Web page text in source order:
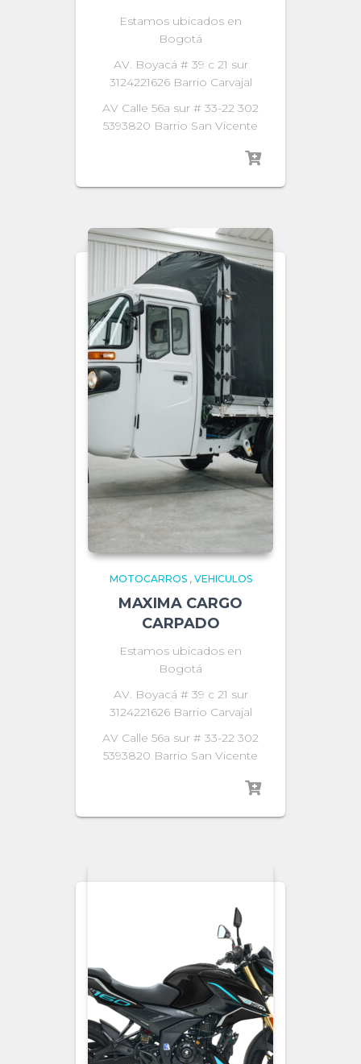
Estamos ubicados en
Bogotá
AV. Boyacá # 39 c 21 sur
3124221626 Barrio Carvajal
AV Calle 56a sur # 33-22 302
5393820 Barrio San Vicente
MOTOCARROS, VEHICULOS
MAXIMA CARGO
CARPADO
Estamos ubicados en
Bogotá
AV. Boyacá # 39 c 21 sur
3124221626 Barrio Carvajal
AV Calle 56a sur # 33-22 302
5393820 Barrio San Vicente